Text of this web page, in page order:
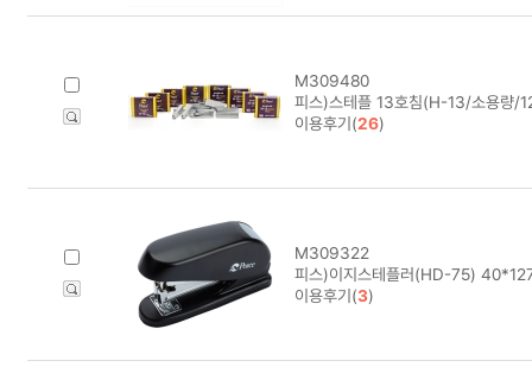
M309480
피스)스테플 13호침(H-13/소용량
이용후기(26)
M309322
피스)이지스테플러(HD-75)
이용후기(3)